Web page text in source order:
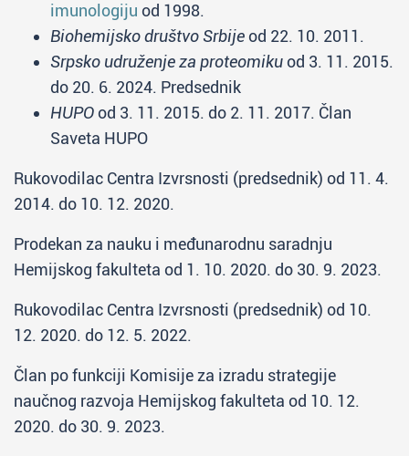
imunologiju od 1998.
Biohemijsko društvo Srbijeod 22. 10. 2011.
Srpsko udruženje za proteomikuod 3. 11. 2015.
do 20. 6. 2024. Predsednik
HUPOod 3. 11. 2015. do 2. 11. 2017. Član
Saveta HUPO
Rukovodilac Centra Izvrsnosti (predsednik) od 11. 4.
2014. do 10. 12. 2020.
Prodekan za nauku i međunarodnu saradnju
Hemijskog fakulteta od 1. 10. 2020. do 30. 9. 2023.
Rukovodilac Centra Izvrsnosti (predsednik) od 10.
12. 2020. do 12. 5. 2022.
Član po funkciji Komisije za izradu strategije
naučnog razvoja Hemijskog fakulteta od 10. 12.
2020. do 30. 9. 2023.